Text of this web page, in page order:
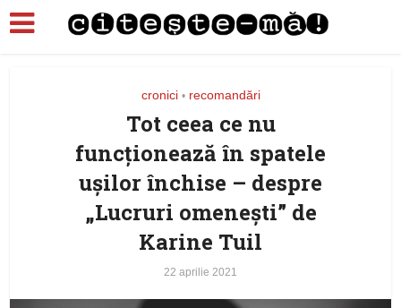
cronici • recomandări
Tot ceea ce nu
funcţionează în spatele
uşilor închise – despre
„Lucruri omeneşti” de
Karine Tuil
22 aprilie 2021